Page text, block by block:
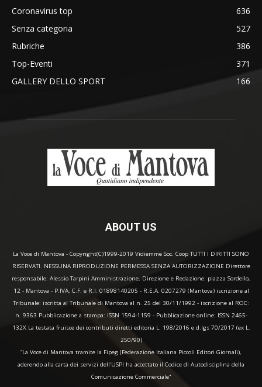
Coronavirus top
636
Senza categoria
527
Rubriche
386
Top-Eventi
371
GALLERY DELLO SPORT
166
ABOUT US
La Voce di Mantova - Copyright(C)1999-2019 Vidiemme Soc. Coop TUTTI I DIRITTI SONO
RISERVATI. NESSUNA RIPRODUZIONE PERMESSA SENZA AUTORIZZAZIONE Direttore
responsabile: Alessio Tarpini Amministrazione, Direzione e Redazione: piazza Sordello,
12 - Mantova - P.IVA, C.F. e R.I. 01898140205 - R.E.A. 0207279 (Mantova) iscrizione al
Tribunale: iscritta al Tribunale di Mantova al n. 25 del 30/11/1992 - iscrizione al ROC:
n. 9363 Pubblicazione a stampa: ISSN 1594-1159 - Pubblicazione online: ISSN 2465-
132X La testata fruisce dei contributi diretti editoria L. 198/2016 e d.lgs 70/2017 (ex L.
250/90)
“La Voce di Mantova tramite la Fipeg (Federazione Italiana Piccoli Editori Giornali),
aderendo alla carta dei servizi dell'USPI ha accettato il Codice di Autodisciplina della
Comunicazione Commerciale"